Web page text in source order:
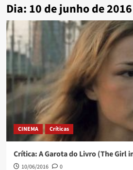
Dia: 10 de junho de 2016
CINEMA Críticas
Crítica: A Garota do Livro (The Girl
10/06/2016
0